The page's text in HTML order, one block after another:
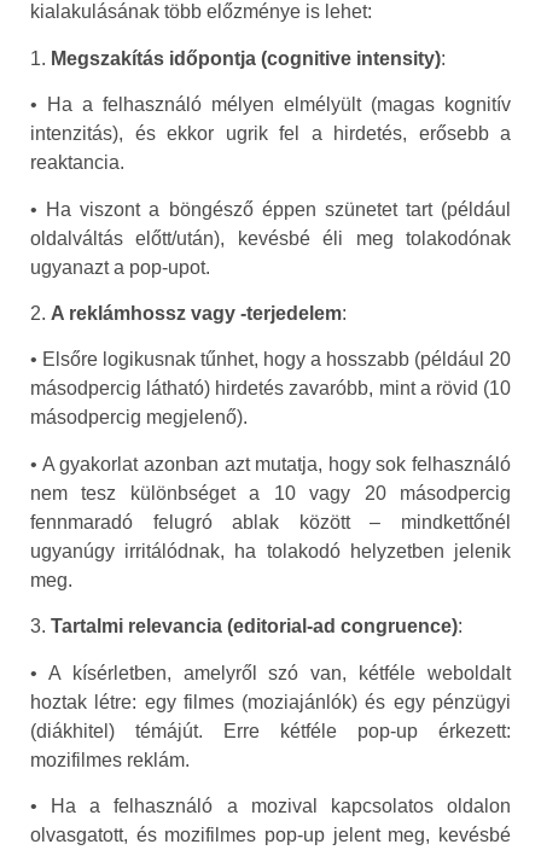
kialakulásának több előzménye is lehet:
1. Megszakítás időpontja (cognitive intensity):
• Ha a felhasználó mélyen elmélyült (magas kognitív
intenzitás), és ekkor ugrik fel a hirdetés, erősebb a
reaktancia.
• Ha viszont a böngésző éppen szünetet tart (például
oldalváltás előtt/után), kevésbé éli meg tolakodónak
ugyanazt a pop-upot.
2. A reklámhossz vagy -terjedelem:
• Elsőre logikusnak tűnhet, hogy a hosszabb (például 20
másodpercig látható) hirdetés zavaróbb, mint a rövid (10
másodpercig megjelenő).
• A gyakorlat azonban azt mutatja, hogy sok felhasználó
nem tesz különbséget a 10 vagy 20 másodpercig
fennmaradó felugró ablak között – mindkettőnél
ugyanúgy irritálódnak, ha tolakodó helyzetben jelenik
meg.
3. Tartalmi relevancia (editorial-ad congruence):
• A kísérletben, amelyről szó van, kétféle weboldalt
hoztak létre: egy filmes (moziajánlók) és egy pénzügyi
(diákhitel) témájút. Erre kétféle pop-up érkezett:
mozifilmes reklám.
• Ha a felhasználó a mozival kapcsolatos oldalon
olvasgatott, és mozifilmes pop-up jelent meg, kevésbé